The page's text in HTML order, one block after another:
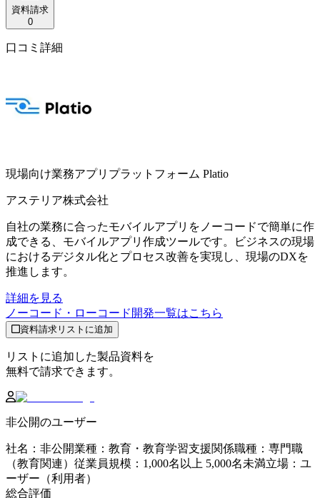
資料請求
0
口コミ詳細
現場向け業務アプリプラットフォーム Platio
アステリア株式会社
自社の業務に合ったモバイルアプリをノーコードで簡単に作
成できる、モバイルアプリ作成ツールです。ビジネスの現場
におけるデジタル化とプロセス改善を実現し、現場のDXを
推進します。
詳細を見る
ノーコード・ローコード開発一覧はこちら
資料請求リストに追加
リストに追加した製品資料を
無料で請求できます。
非公開のユーザー
社名 ： 非公開業種 ： 教育・教育学習支援関係職種 ： 専門職
（教育関連） 従業員規模 ： 1,000名以上 5,000名未満立場 ： ユ
ーザー（利用者）
総合評価